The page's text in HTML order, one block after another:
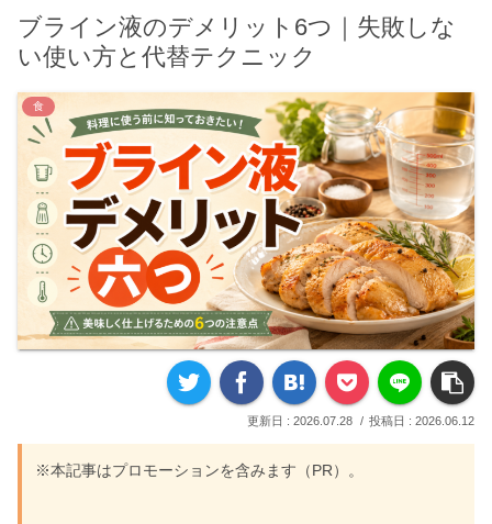
ブライン液のデメリット6つ｜失敗しな
い使い方と代替テクニック
食
2026.07.28 2026.06.12
※本記事はプロモーションを含みます（PR）。